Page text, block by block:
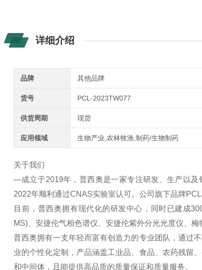
详细介绍
品牌 其他品牌
货号 PCL-2023TW077
供货周期 现货
应用领域 生物产业,农林牧渔,制药/生物制药
关于我们
—成立于2019年，普西奥是一家专注研发、生产以
2022年顺利通过CNAS实验室认可。公司旗下品牌
目前，普西奥拥有现代化的研发中心，同时已建成
MS)、安捷伦气相色谱仪、安捷伦紫外分光光度仪、
普西奥拥有一支年轻而富有创造力的专业团队，通过
业的个性化定制，产品涵盖工业品、食品、农药残留
和中间体，且能提供高品质的质量保证和质量服务。